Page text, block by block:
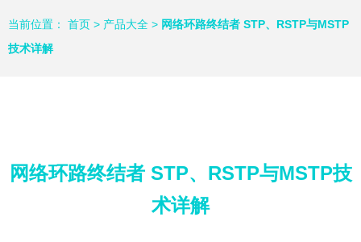
当前位置： 首页 > 产品大全 > 网络环路终结者 STP、RSTP与MSTP
技术详解
网络环路终结者 STP、RSTP与MSTP技
术详解